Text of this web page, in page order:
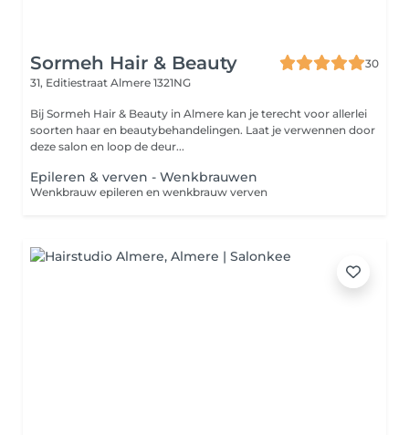
Sormeh Hair & Beauty
30
31, Editiestraat Almere 1321NG
Bij Sormeh Hair & Beauty in Almere kan je terecht voor allerlei
soorten haar en beautybehandelingen. Laat je verwennen door
deze salon en loop de deur...
Epileren & verven - Wenkbrauwen
Wenkbrauw epileren en wenkbrauw verven